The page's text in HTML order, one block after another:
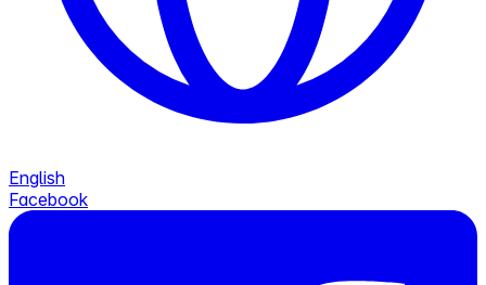
English
Facebook